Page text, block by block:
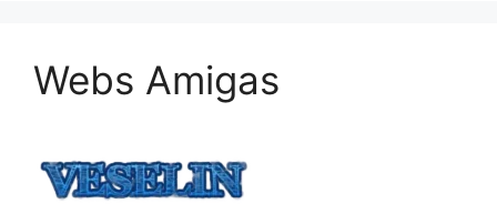
Webs Amigas